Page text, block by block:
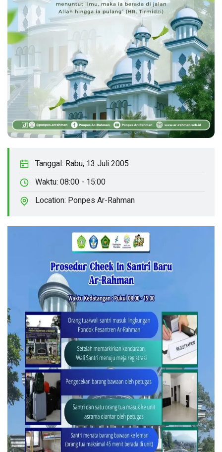
Tanggal: Rabu, 13 Juli 2005
Waktu: 08:00 - 15:00
Location: Ponpes Ar-Rahman